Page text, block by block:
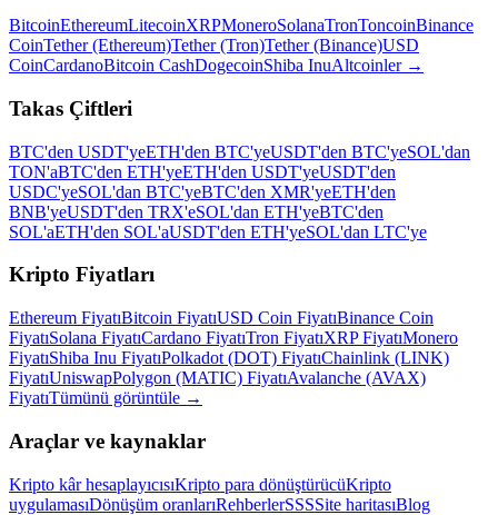
BitcoinEthereumLitecoinXRPMoneroSolanaTronToncoinBinance
CoinTether (Ethereum)Tether (Tron)Tether (Binance)USD
CoinCardanoBitcoin CashDogecoinShiba InuAltcoinler→
Takas Çiftleri
BTC'den USDT'yeETH'den BTC'yeUSDT'den BTC'yeSOL'dan
TON'aBTC'den ETH'yeETH'den USDT'yeUSDT'den
USDC'yeSOL'dan BTC'yeBTC'den XMR'yeETH'den
BNB'yeUSDT'den TRX'eSOL'dan ETH'yeBTC'den
SOL'aETH'den SOL'aUSDT'den ETH'yeSOL'dan LTC'ye
Kripto Fiyatları
Ethereum FiyatıBitcoin FiyatıUSD Coin FiyatıBinance Coin
FiyatıSolana FiyatıCardano FiyatıTron FiyatıXRP FiyatıMonero
FiyatıShiba Inu FiyatıPolkadot (DOT) FiyatıChainlink (LINK)
FiyatıUniswapPolygon (MATIC) FiyatıAvalanche (AVAX)
FiyatıTümünü görüntüle →
Araçlar ve kaynaklar
Kripto kâr hesaplayıcısıKripto para dönüştürücüKripto
uygulamasıDönüşüm oranlarıRehberlerSSSSite haritasıBlog